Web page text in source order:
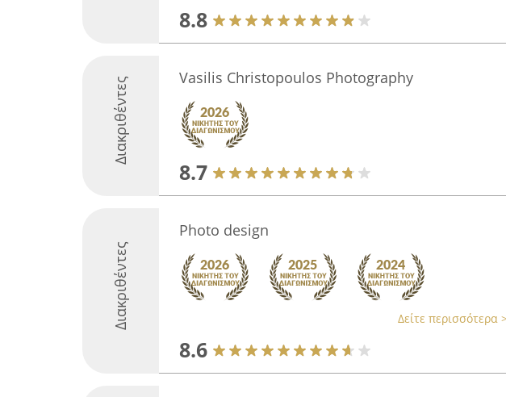
8.8
Διακριθέντες Vasilis Christopoulos Photography
8.7
Διακριθέντες
Photo design
Δείτε περισσότερα
8.6